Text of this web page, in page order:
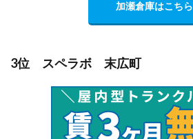
加瀬倉庫はこちら
3位 スペラボ 末広町